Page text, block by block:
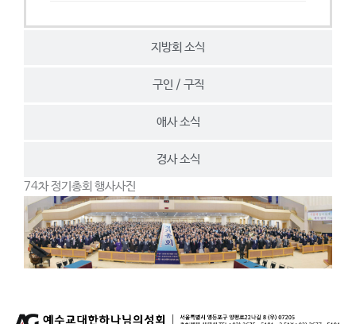
지방회 소식
구인 / 구직
애사 소식
경사 소식
74차 정기총회 행사사진